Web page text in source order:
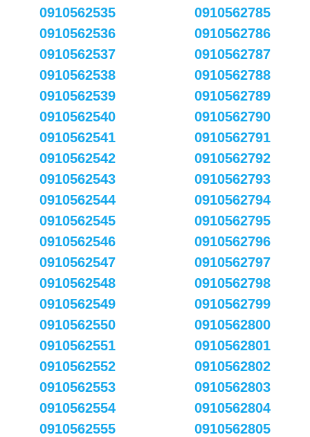
0910562535
0910562536
0910562537
0910562538
0910562539
0910562540
0910562541
0910562542
0910562543
0910562544
0910562545
0910562546
0910562547
0910562548
0910562549
0910562550
0910562551
0910562552
0910562553
0910562554
0910562555
0910562785
0910562786
0910562787
0910562788
0910562789
0910562790
0910562791
0910562792
0910562793
0910562794
0910562795
0910562796
0910562797
0910562798
0910562799
0910562800
0910562801
0910562802
0910562803
0910562804
0910562805